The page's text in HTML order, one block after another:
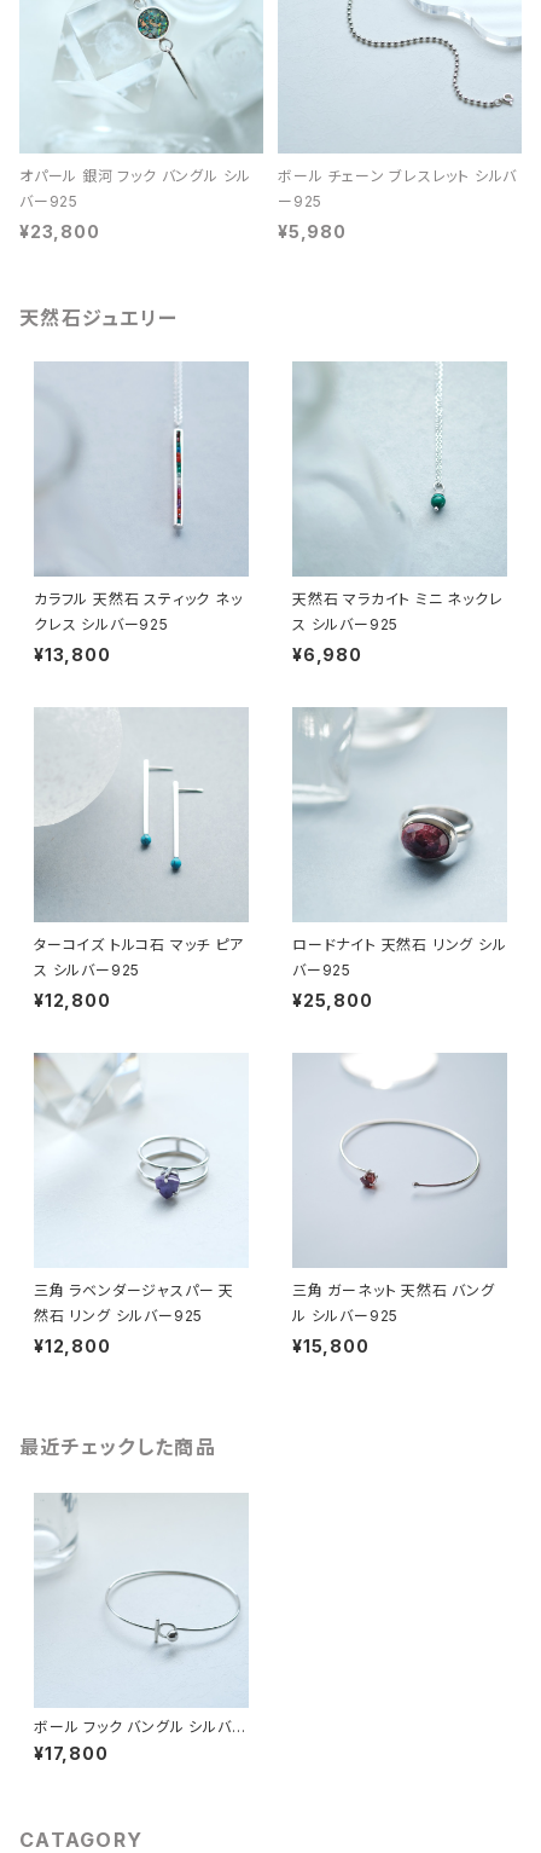
オパール 銀河 フック バングル シル
バー925
¥23,800
ボール チェーン ブレスレット シルバ
ー925
¥5,980
天然石ジュエリー
カラフル 天然石 スティック ネッ
クレス シルバー925
¥13,800
天然石 マラカイト ミニ ネックレ
ス シルバー925
¥6,980
ターコイズ トルコ石 マッチ ピア
ス シルバー925
¥12,800
ロードナイト 天然石 リング シル
バー925
¥25,800
三角 ラベンダージャスパー 天
然石 リング シルバー925
¥12,800
三角 ガーネット 天然石 バング
ル シルバー925
¥15,800
最近チェックした商品
ボール フック バングル シルバー
925
¥17,800
CATAGORY